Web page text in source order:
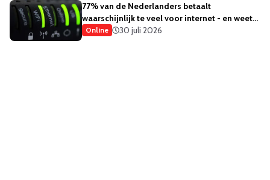
77% van de Nederlanders betaalt
waarschijnlijk te veel voor internet - en weet
het ook
Online 30 juli 2026